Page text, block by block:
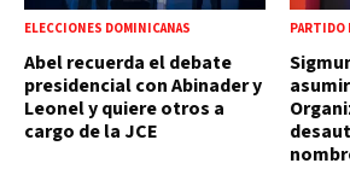
ELECCIONES DOMINICANAS
Abel recuerda el debate
presidencial con Abinader y
Leonel y quiere otros a
cargo de la JCE
PARTIDO